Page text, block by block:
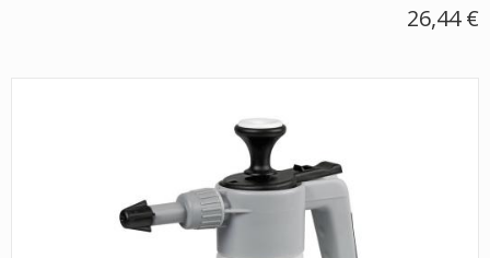
26,44 €